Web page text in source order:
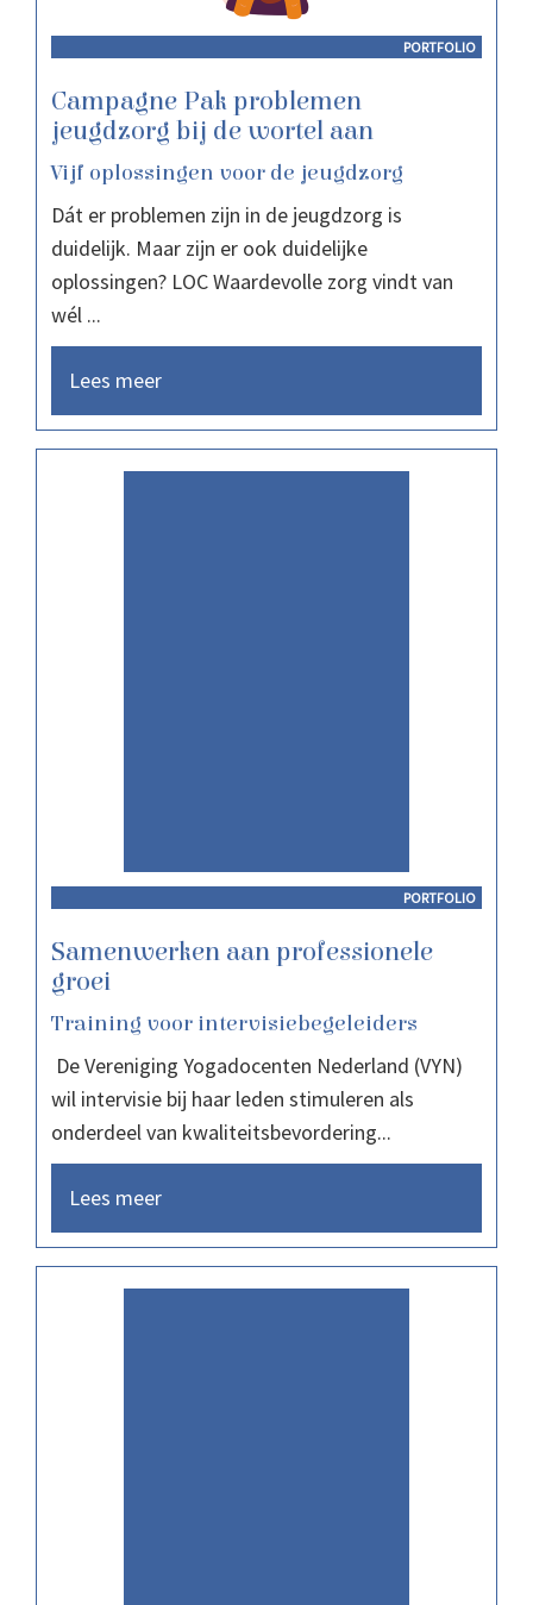
PORTFOLIO
Campagne Pak problemen
jeugdzorg bij de wortel aan
Vijf oplossingen voor de jeugdzorg
Dát er problemen zijn in de jeugdzorg is
duidelijk. Maar zijn er ook duidelijke
oplossingen? LOC Waardevolle zorg vindt van
wél ...
Lees meer
PORTFOLIO
Samenwerken aan professionele
groei
Training voor intervisiebegeleiders
De Vereniging Yogadocenten Nederland (VYN)
wil intervisie bij haar leden stimuleren als
onderdeel van kwaliteitsbevordering...
Lees meer